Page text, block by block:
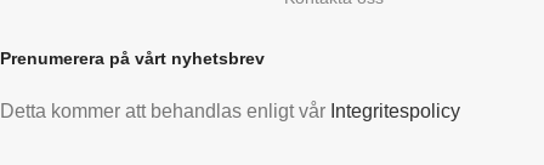
Prenumerera på vårt nyhetsbrev
Detta kommer att behandlas enligt vår Integritespolicy